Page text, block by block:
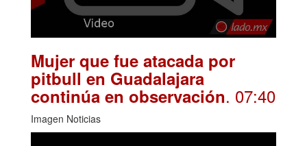
Mujer que fue atacada por
pitbull en Guadalajara
continúa en observación. 07:40
Imagen Noticias